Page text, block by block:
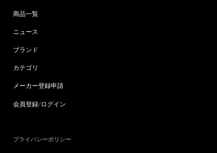
商品一覧
ニュース
ブランド
カテゴリ
メーカー登録申請
会員登録/ログイン
プライバシーポリシー